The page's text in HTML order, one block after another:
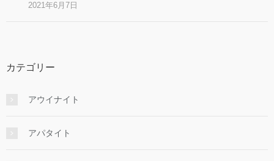
2021年6月7日
カテゴリー
アウイナイト
アパタイト